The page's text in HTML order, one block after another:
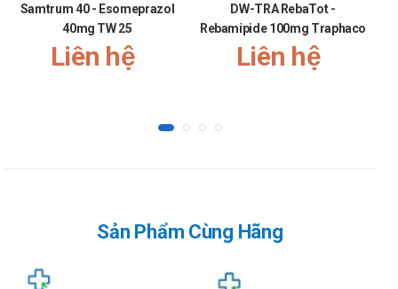
Chưa có báo cáo cụ thể.
Tác dụng phụ của thuốc Dotioco
Thường gặp, ADR>1/100:
Nhuyễn xương, bệnh não, sa sút trí tuệ và thiếu máu
Samtrum 40 - Esomeprazol
40mg TW 25
Liên hệ
DW-TRA RebaTot -
Rebamipide 100mg Traphaco
Liên hệ
Sản Phẩm Cùng Hãng